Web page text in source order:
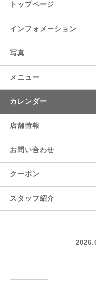
トップページ
インフォメーション
写真
メニュー
カレンダー
店舗情報
お問い合わせ
クーポン
スタッフ紹介